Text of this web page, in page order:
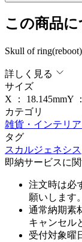
この商品に
Skull of
詳しく見る
サイズ
X ： 18.145mmY
カテゴリ
雑貨・インテリア
タグ
スカルジェネシス
即納サービスに
注文時は必
願いします。
通常納期素
キャンセル
受付対象曜